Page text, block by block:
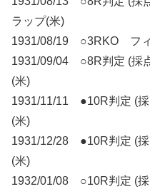
ラップ(米)
1931/08/19 ○3RKO フィ
1931/09/04 ○8R判定 (採
(米)
1931/11/11 ●10R判定 (
(米)
1931/12/28 ●10R判定 (
(米)
1932/01/08 ○10R判定 (